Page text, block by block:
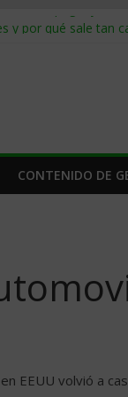
cómo pagar y
de suministro:
cómo
CONTENIDO DE
EEUU volvió a